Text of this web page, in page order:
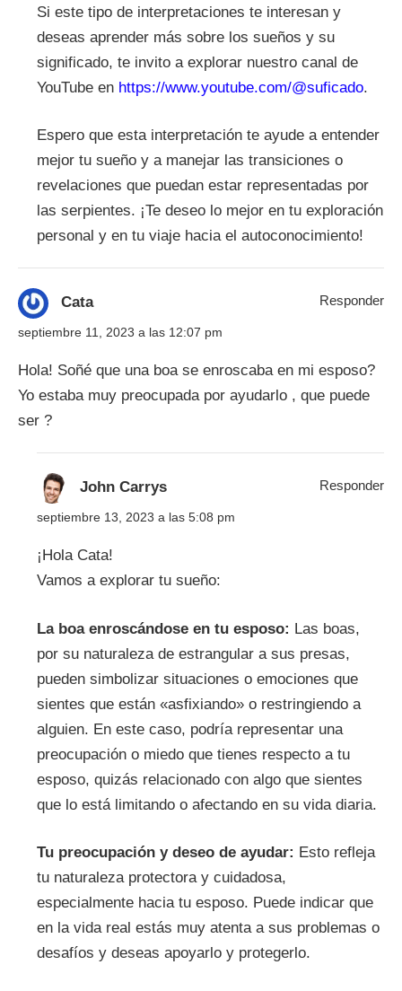
Si este tipo de interpretaciones te interesan y
deseas aprender más sobre los sueños y su
significado, te invito a explorar nuestro canal de
YouTube en https://www.youtube.com/@suficado.
Espero que esta interpretación te ayude a entender
mejor tu sueño y a manejar las transiciones o
revelaciones que puedan estar representadas por
las serpientes. ¡Te deseo lo mejor en tu exploración
personal y en tu viaje hacia el autoconocimiento!
Cata
septiembre 11, 2023 a las 12:07 pm
Hola! Soñé que una boa se enroscaba en mi esposo?
Yo estaba muy preocupada por ayudarlo , que puede
ser ?
Responder
John Carrys
septiembre 13, 2023 a las 5:08 pm
¡Hola Cata!
Vamos a explorar tu sueño:
La boa enroscándose en tu esposo: Las boas,
por su naturaleza de estrangular a sus presas,
pueden simbolizar situaciones o emociones que
sientes que están «asfixiando» o restringiendo a
alguien. En este caso, podría representar una
preocupación o miedo que tienes respecto a tu
esposo, quizás relacionado con algo que sientes
que lo está limitando o afectando en su vida diaria.
Tu preocupación y deseo de ayudar: Esto refleja
tu naturaleza protectora y cuidadosa,
especialmente hacia tu esposo. Puede indicar que
en la vida real estás muy atenta a sus problemas o
desafíos y deseas apoyarlo y protegerlo.
Responder